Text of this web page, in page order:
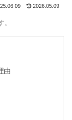
2026.05.09
由